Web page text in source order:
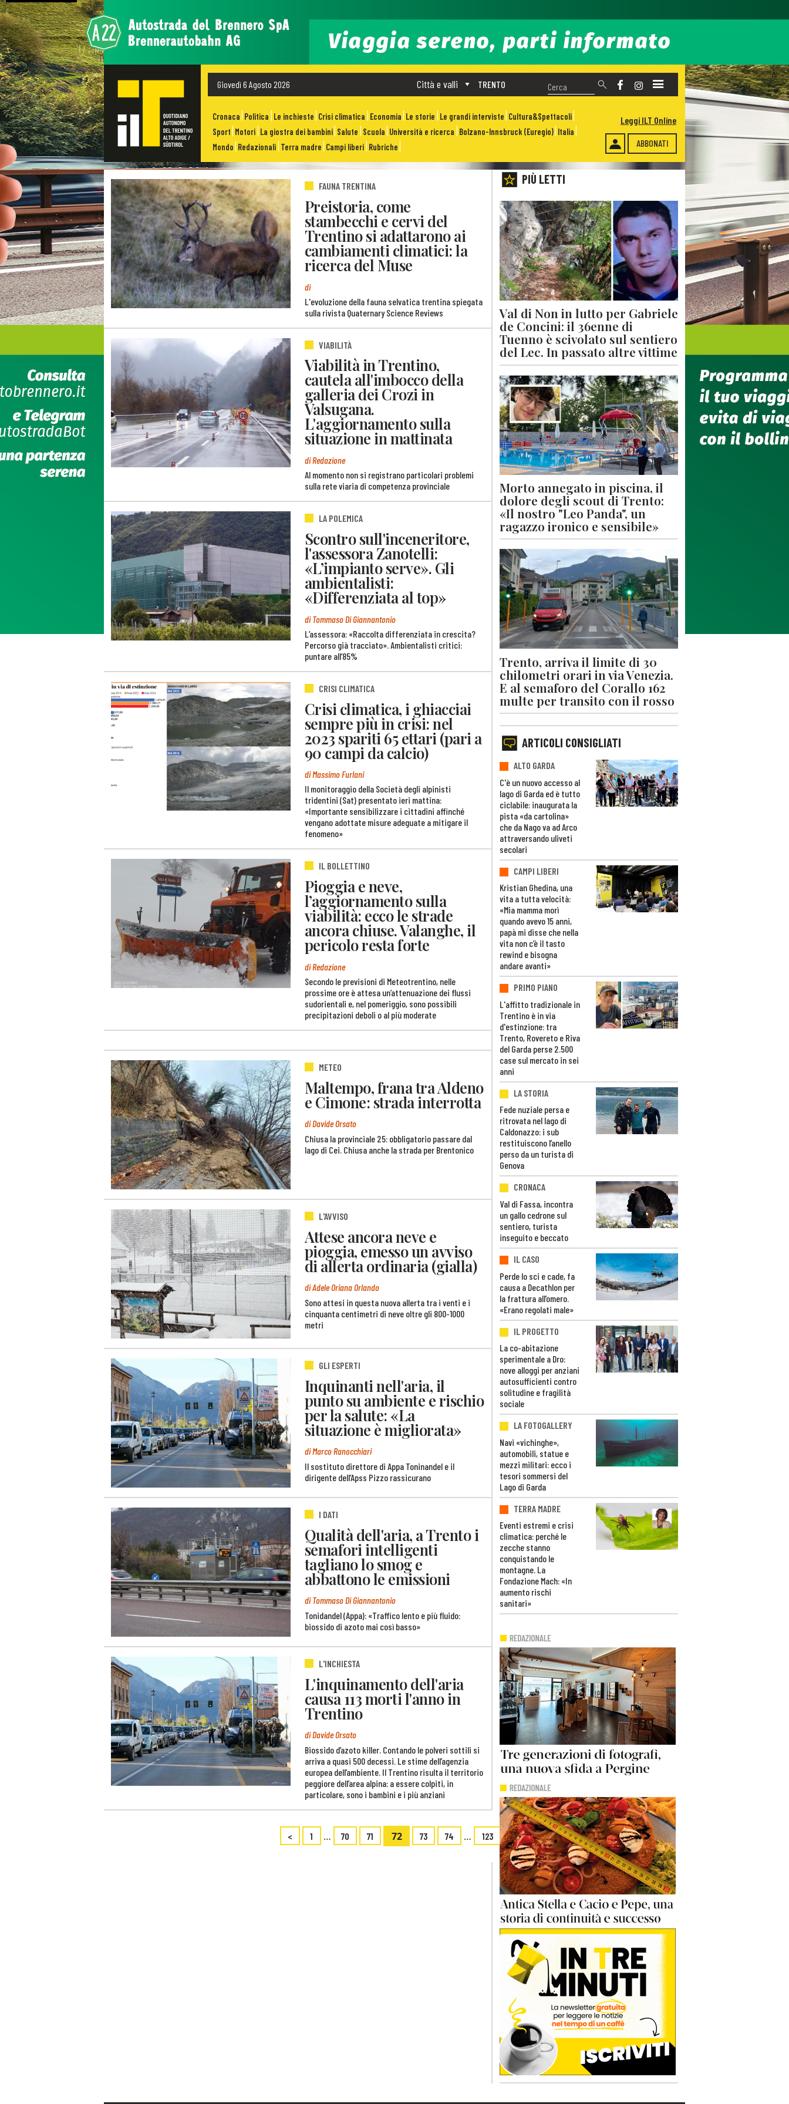
Giovedì 6 Agosto 2026 TRENTO
Città e valli
Cronaca Politica Le inchieste Crisi climatica Economia Le storie Le grandi interviste Cultura&Spettacoli
Sport Motori La giostra dei bambini Salute Scuola Università e ricerca Bolzano-Innsbruck (Euregio) Italia
Mondo Redazionali Terra madre Campi liberi Rubriche ABBONATI
Leggi ILT Online
FAUNA TRENTINA
Preistoria, come
stambecchi e cervi del
Trentino si adattarono ai
cambiamenti climatici: la
ricerca del Muse
di
L'evoluzione della fauna selvatica trentina spiegata
sulla rivista Quaternary Science Reviews
VIABILITÀ
Viabilità in Trentino,
cautela all'imbocco della
galleria dei Crozi in
Valsugana.
L'aggiornamento sulla
situazione in mattinata
di Redazione
Al momento non si registrano particolari problemi
sulla rete viaria di competenza provinciale
LA POLEMICA
Scontro sull'inceneritore,
l'assessora Zanotelli:
«L’impianto serve». Gli
ambientalisti:
«Differenziata al top»
di Tommaso Di Giannantonio
L’assessora: «Raccolta differenziata in crescita?
Percorso già tracciato». Ambientalisti critici:
puntare all’85%
CRISI CLIMATICA
Crisi climatica, i ghiacciai
sempre più in crisi: nel
2023 spariti 65 ettari (pari a
90 campi da calcio)
di Massimo Furlani
Il monitoraggio della Società degli alpinisti
tridentini (Sat) presentato ieri mattina:
«Importante sensibilizzare i cittadini affinché
vengano adottate misure adeguate a mitigare il
fenomeno»
IL BOLLETTINO
Pioggia e neve,
l’aggiornamento sulla
viabilità: ecco le strade
ancora chiuse. Valanghe, il
pericolo resta forte
di Redazione
Secondo le previsioni di Meteotrentino, nelle
prossime ore è attesa un’attenuazione dei flussi
sudorientali e, nel pomeriggio, sono possibili
precipitazioni deboli o al più moderate
METEO
Maltempo, frana tra Aldeno
e Cimone: strada interrotta
di Davide Orsato
Chiusa la provinciale 25: obbligatorio passare dal
lago di Cei. Chiusa anche la strada per Brentonico
L'AVVISO
Attese ancora neve e
pioggia, emesso un avviso
di allerta ordinaria (gialla)
di Adele Oriana Orlando
Sono attesi in questa nuova allerta tra i venti e i
cinquanta centimetri di neve oltre gli 800-1000
metri
GLI ESPERTI
Inquinanti nell'aria, il
punto su ambiente e rischio
per la salute: «La
situazione è migliorata»
di Marco Ranocchiari
Il sostituto direttore di Appa Toninandel e il
dirigente dell’Apss Pizzo rassicurano
I DATI
Qualità dell'aria, a Trento i
semafori intelligenti
tagliano lo smog e
abbattono le emissioni
di Tommaso Di Giannantonio
Tonidandel (Appa): «Traffico lento e più fluido:
biossido di azoto mai così basso»
L'INCHIESTA
L'inquinamento dell'aria
causa 113 morti l'anno in
Trentino
di Davide Orsato
Biossido d’azoto killer. Contando le polveri sottili si
arriva a quasi 500 decessi. Le stime dell’agenzia
europea dell’ambiente. Il Trentino risulta il territorio
peggiore dell’area alpina: a essere colpiti, in
particolare, sono i bambini e i più anziani
< 1 … 70 71 72 73 74 … 123 >
PIÙ LETTI
Val di Non in lutto per Gabriele
de Concini: il 36enne di
Tuenno è scivolato sul sentiero
del Lec. In passato altre vittime
Morto annegato in piscina, il
dolore degli scout di Trento:
«Il nostro "Leo Panda", un
ragazzo ironico e sensibile»
Trento, arriva il limite di 30
chilometri orari in via Venezia.
E al semaforo del Corallo 162
multe per transito con il rosso
ARTICOLI CONSIGLIATI
ALTO GARDA
C'è un nuovo accesso al
lago di Garda ed è tutto
ciclabile: inaugurata la
pista «da cartolina»
che da Nago va ad Arco
attraversando uliveti
secolari
CAMPI LIBERI
Kristian Ghedina, una
vita a tutta velocità:
«Mia mamma morì
quando avevo 15 anni,
papà mi disse che nella
vita non c’è il tasto
rewind e bisogna
andare avanti»
PRIMO PIANO
L'affitto tradizionale in
Trentino è in via
d'estinzione: tra
Trento, Rovereto e Riva
del Garda perse 2.500
case sul mercato in sei
anni
LA STORIA
Fede nuziale persa e
ritrovata nel lago di
Caldonazzo: i sub
restituiscono l’anello
perso da un turista di
Genova
CRONACA
Val di Fassa, incontra
un gallo cedrone sul
sentiero, turista
inseguito e beccato
IL CASO
Perde lo sci e cade, fa
causa a Decathlon per
la frattura all’omero.
«Erano regolati male»
IL PROGETTO
La co-abitazione
sperimentale a Dro:
nove alloggi per anziani
autosufficienti contro
solitudine e fragilità
sociale
LA FOTOGALLERY
Navi «vichinghe»,
automobili, statue e
mezzi militari: ecco i
tesori sommersi del
Lago di Garda
TERRA MADRE
Eventi estremi e crisi
climatica: perché le
zecche stanno
conquistando le
montagne. La
Fondazione Mach: «In
aumento rischi
sanitari»